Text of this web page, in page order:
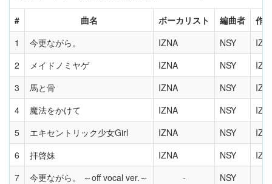
# 曲名 ボーカリスト 編曲者
作
1
今更ながら。 IZNA NSY
2
メイドノミヤゲ IZNA NSY
3
馬と骨 IZNA NSY
4
魔法をかけて IZNA NSY
5
エキセントリック少女Girl IZNA NSY
6
拝啓妹 IZNA NSY
7
今更ながら。 ～off vocal ver.～
NSY